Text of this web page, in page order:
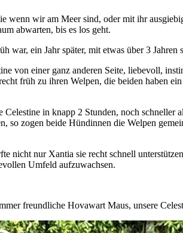
wenn wir am Meer sind, oder mit ihr
abwarten, bis es los geht.
ein Jahr später, mit etwas über 3 Jahren
von einer ganz anderen Seite, liebevoll,
früh zu ihren Welpen, die beiden haben
in knapp 2 Stunden, noch schneller
zogen beide Hündinnen die Welpen
nicht nur Xantia sie recht schnell
Umfeld aufzuwachsen.
freundliche Hovawart Maus, unsere